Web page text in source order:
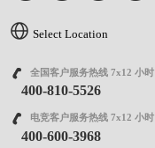
Select Location
全国客户服务热线 7x12 小时
400-810-5526
电竞客户服务热线 7x12 小时
400-600-3968